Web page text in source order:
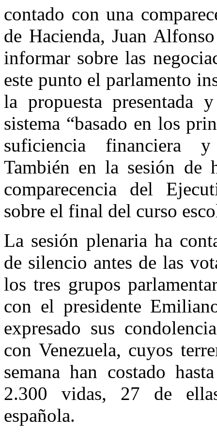
contado con una
de Hacienda, Juan
informar sobre las
este punto el parlamento
la propuesta presentada
sistema “basado en los
suficiencia financiera y
También en la sesión de
comparecencia del
sobre el final del curso
La sesión plenaria ha
de silencio antes de las
los tres grupos
con el presidente
expresado sus
con Venezuela, cuyos
semana han costado
2.300 vidas, 27 de
española.